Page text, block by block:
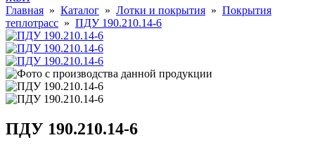
Главная » Каталог » Лотки и покрытия » Покрытия
теплотрасс » ПДУ 190.210.14-6
ПДУ 190.210.14-6